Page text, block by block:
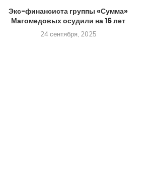
Экс-финансиста группы «Сумма»
Магомедовых осудили на 16 лет
24 сентября, 2025